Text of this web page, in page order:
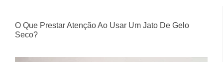
O Que Prestar Atenção Ao Usar Um Jato De Gelo
Seco?